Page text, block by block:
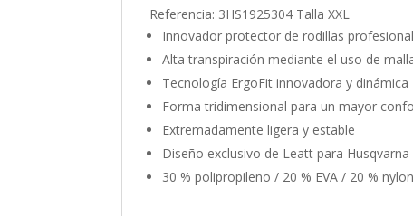
Referencia: 3HS1925304 Talla XXL
Innovador protector de rodillas profesional
Alta transpiración mediante el uso de
Tecnología ErgoFit innovadora y dinámica
Forma tridimensional para un mayor
Extremadamente ligera y estable
Diseño exclusivo de Leatt para
30 % polipropileno / 20 % EVA / 20 %